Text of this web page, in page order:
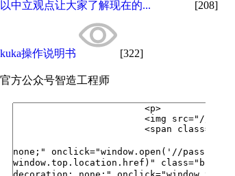
以中立观点让大家了解现在的... [208]
kuka操作说明书 [322]
官方公众号智造工程师